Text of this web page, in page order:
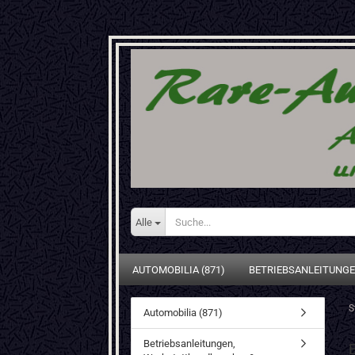
Alle
AUTOMOBILIA (871)
Automobilia (871)
Betriebsanleitungen,